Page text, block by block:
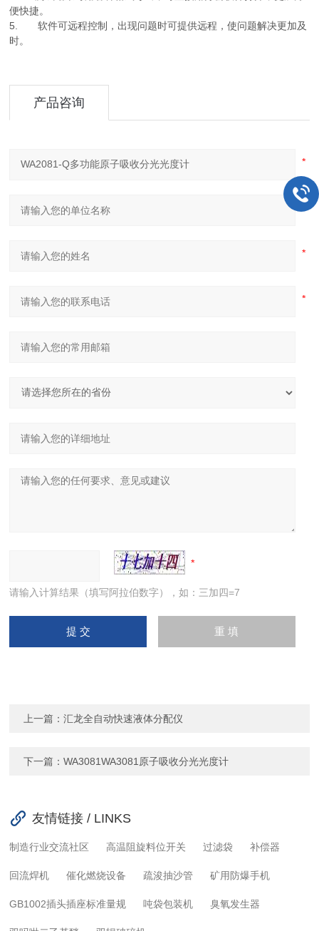
便快捷。
5. 软件可远程控制，出现问题时可提供远程，使问题解决更加及
时。
产品咨询
请输入计算结果（填写阿拉伯数字），如：三加四=7
上一篇：汇龙全自动快速液体分配仪
下一篇：WA3081WA3081原子吸收分光光度计
友情链接 / LINKS
制造行业交流社区 高温阻旋料位开关 过滤袋 补偿器
回流焊机 催化燃烧设备 疏浚抽沙管 矿用防爆手机
GB1002插头插座标准量规 吨袋包装机 臭氧发生器